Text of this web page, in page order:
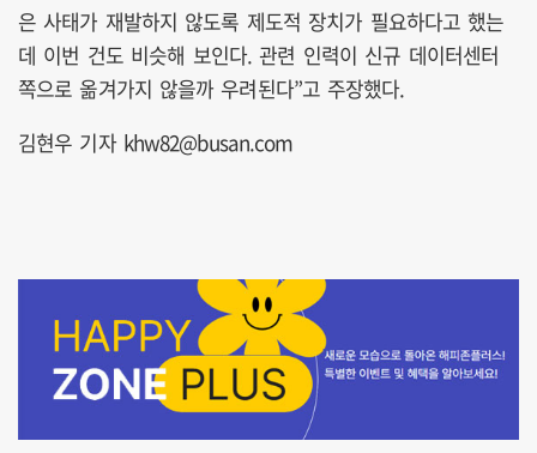
은 사태가 재발하지 않도록 제도적 장치가 필요하다고 했는
데 이번 건도 비슷해 보인다. 관련 인력이 신규 데이터센터
쪽으로 옮겨가지 않을까 우려된다”고 주장했다.
김현우 기자 khw82@busan.com